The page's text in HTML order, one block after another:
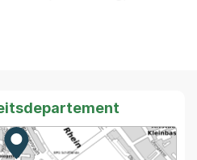
Zur Karte von MapBS.
Externer Link, wird in einem